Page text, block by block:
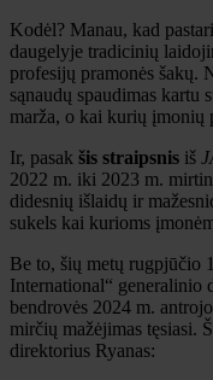
Kodėl? Manau, kad
daugelyje tradicinių
profesijų pramonės šakų.
sąnaudų spaudimas
marža, o kai kurių įmonių
Ir, pasak šis straipsnis iš
2022 m. iki 2023 m.
didesnių išlaidų ir
sukels kai kurioms
Be to, šių metų rugpjūčio
International“ generalinio
bendrovės 2024 m.
mirčių mažėjimas tęsiasi.
direktorius Ryanas: